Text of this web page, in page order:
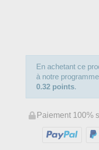
En achetant ce
à notre
0.32 points.
Paiement 100%